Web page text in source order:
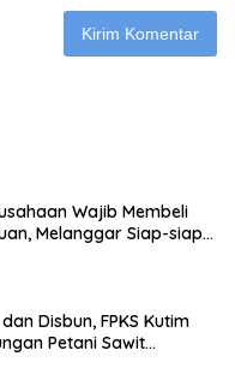
Wajib Membeli
Melanggar Siap-siap
Disbun, FPKS Kutim
Petani Sawit